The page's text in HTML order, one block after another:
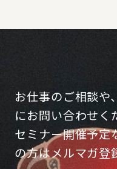
お仕事のご相談や
にお問い合わせく
セミナー開催予定
の方はメルマガ登